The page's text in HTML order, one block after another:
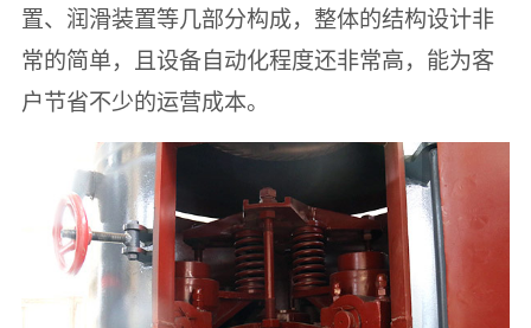
置、润滑装置等几部分构成，整体的结构设计非
常的简单，且设备自动化程度还非常高，能为客
户节省不少的运营成本。